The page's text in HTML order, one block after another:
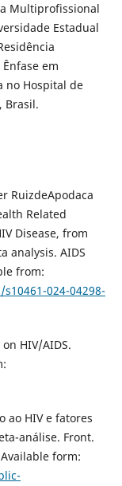
Multiprofissional
Estadual
em
no Hospital de
Brasil.
RuizdeApodaca
Related
Disease, from
analysis. AIDS
from:
024-04298-
HIV/AIDS.
ao HIV e fatores
análise. Front.
form: